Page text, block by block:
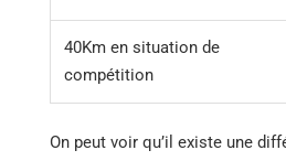
40Km en situation de
compétition
On peut voir qu’il existe une